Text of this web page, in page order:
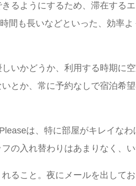
るようにするため、滞在する
間も長いなどといった、効率
いかどうか、利用する時期に
とか、常に予約なしで宿泊希
は、特に部屋がキレイな
の入れ替わりはあまりなく、
ること。夜にメールを出して